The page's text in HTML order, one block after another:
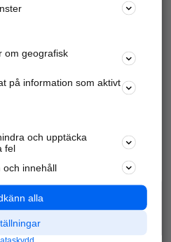
företaget
igång och annonsera mot
nära dig.
Populära sökningar
Annonsera
Integritet
Nödnummer
om geografisk
på information som aktivt
och upptäcka
fel
och innehåll
alla